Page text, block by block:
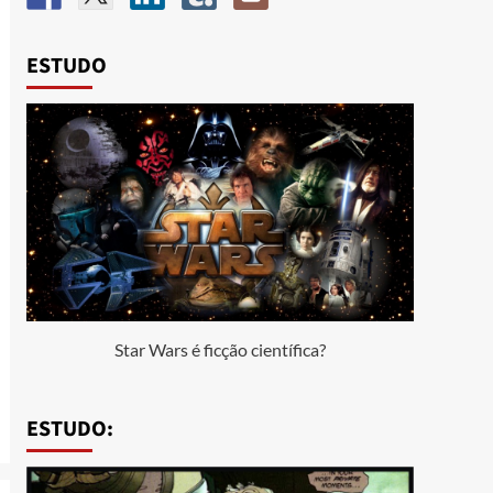
ESTUDO
Star Wars é ficção científica?
ESTUDO: